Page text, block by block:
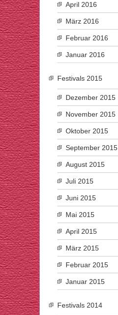
April 2016
März 2016
Februar 2016
Januar 2016
Festivals 2015
Dezember 2015
November 2015
Oktober 2015
September 2015
August 2015
Juli 2015
Juni 2015
Mai 2015
April 2015
März 2015
Februar 2015
Januar 2015
Festivals 2014